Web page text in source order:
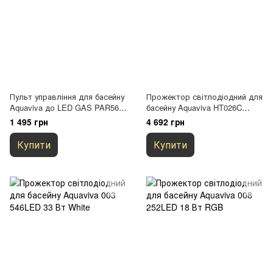
Пульт управління для басейну
Aquaviva до LED GAS PAR56
SWITCH BOX
1 495 грн
Купити
Прожектор світлодіодний для
басейну Aquaviva HT026C
45LED 6 Вт RGB
4 692 грн
Купити